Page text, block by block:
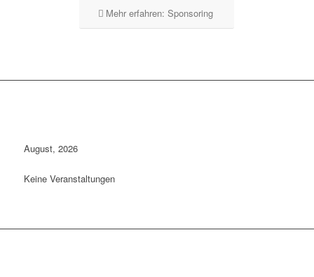
Mehr erfahren: Sponsoring
August, 2026
Keine Veranstaltungen